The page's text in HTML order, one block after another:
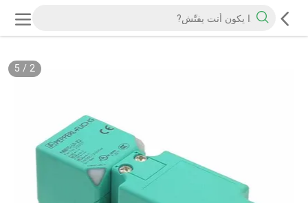
2
/
5